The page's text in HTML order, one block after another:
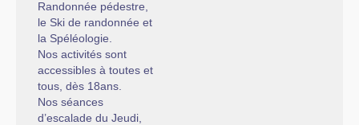
Randonnée pédestre,
le Ski de randonnée et
la Spéléologie.
Nos activités sont
accessibles à toutes et
tous, dès 18ans.
Nos séances
d’escalade du Jeudi,